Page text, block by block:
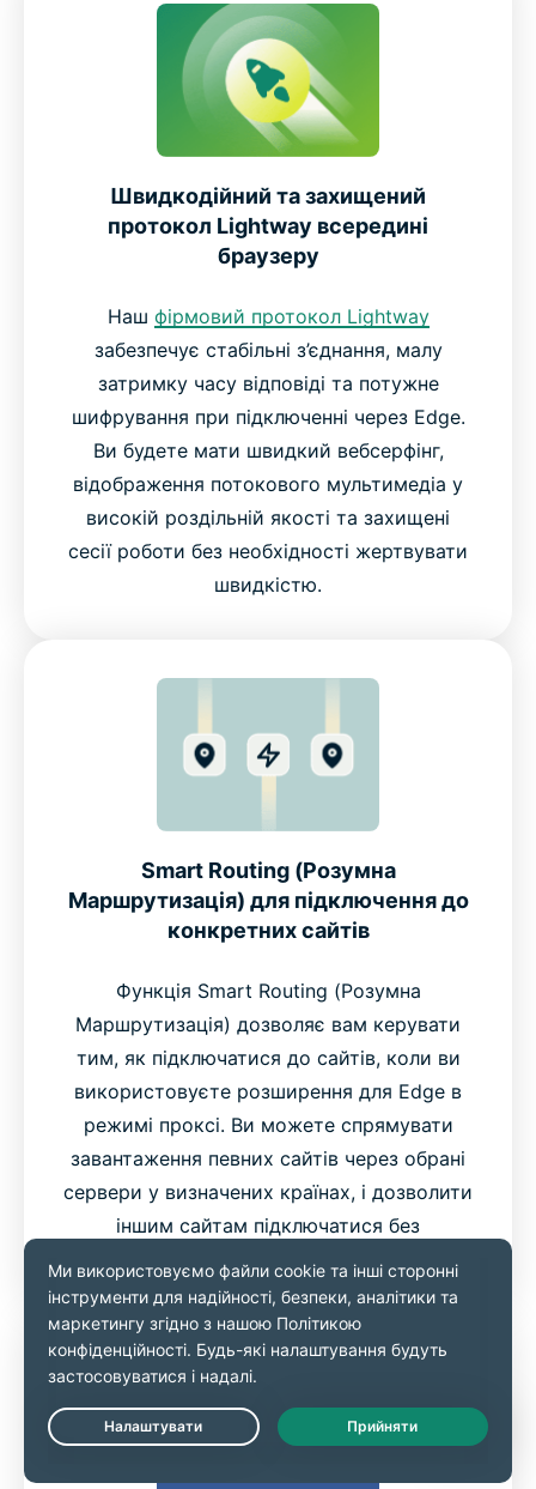
Швидкодійний та захищений
протокол Lightway всередині
браузеру
Наш фірмовий протокол Lightway
забезпечує стабільні з’єднання, малу
затримку часу відповіді та потужне
шифрування при підключенні через Edge.
Ви будете мати швидкий вебсерфінг,
відображення потокового мультимедіа у
високій роздільній якості та захищені
сесії роботи без необхідності жертвувати
швидкістю.
Smart Routing (Розумна
Маршрутизація) для підключення до
конкретних сайтів
Функція Smart Routing (Розумна
Маршрутизація) дозволяє вам керувати
тим, як підключатися до сайтів, коли ви
використовуєте розширення для Edge в
режимі проксі. Ви можете спрямувати
завантаження певних сайтів через обрані
сервери у визначених країнах, і дозволити
іншим сайтам підключатися без
використання проксі.
Live Chat